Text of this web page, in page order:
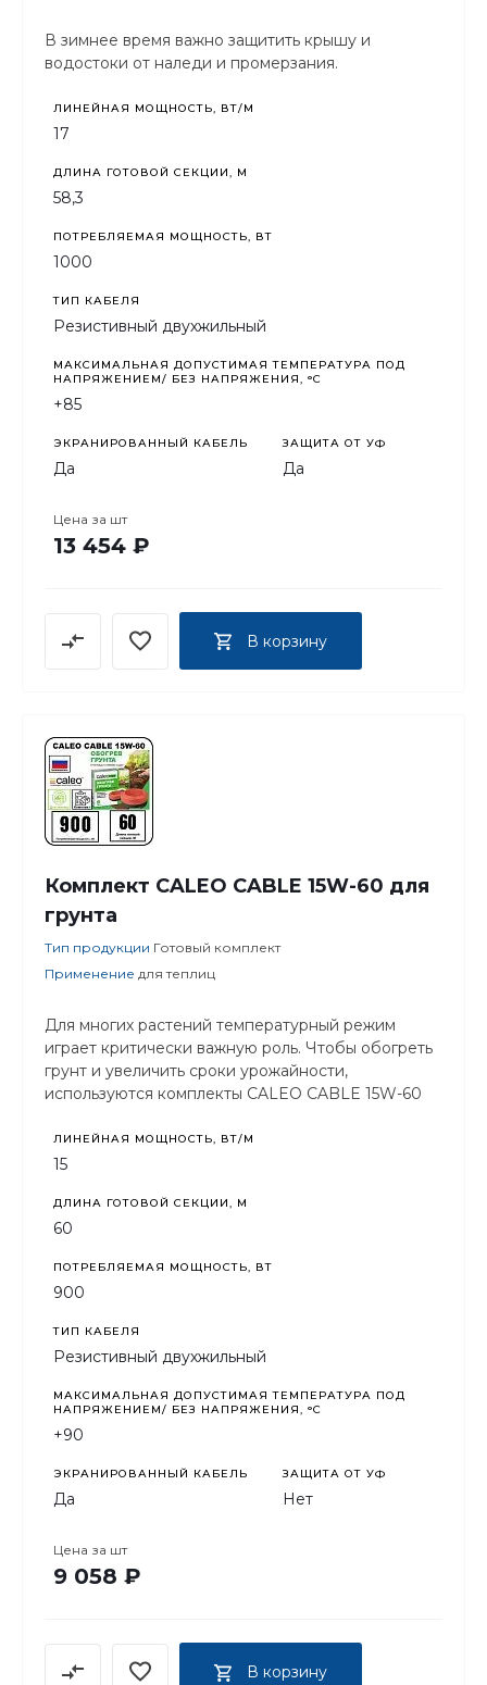
В зимнее время важно защитить крышу и
водостоки от наледи и промерзания.
ЛИНЕЙНАЯ МОЩНОСТЬ, ВТ/М
17
ДЛИНА ГОТОВОЙ СЕКЦИИ, М
58,3
ПОТРЕБЛЯЕМАЯ МОЩНОСТЬ, ВТ
1000
ТИП КАБЕЛЯ
Резистивный двухжильный
МАКСИМАЛЬНАЯ ДОПУСТИМАЯ ТЕМПЕРАТУРА ПОД
НАПРЯЖЕНИЕМ/ БЕЗ НАПРЯЖЕНИЯ, °C
+85
ЭКРАНИРОВАННЫЙ КАБЕЛЬ
Да
ЗАЩИТА ОТ УФ
Да
Цена за шт
13 454 ₽
В корзину
Комплект CALEO CABLE 15W-60 для
грунта
Тип продукции Готовый комплект
Применение для теплиц
Для многих растений температурный режим
играет критически важную роль. Чтобы обогреть
грунт и увеличить сроки урожайности,
используются комплекты CALEO CABLE 15W-60
ЛИНЕЙНАЯ МОЩНОСТЬ, ВТ/М
15
ДЛИНА ГОТОВОЙ СЕКЦИИ, М
60
ПОТРЕБЛЯЕМАЯ МОЩНОСТЬ, ВТ
900
ТИП КАБЕЛЯ
Резистивный двухжильный
МАКСИМАЛЬНАЯ ДОПУСТИМАЯ ТЕМПЕРАТУРА ПОД
НАПРЯЖЕНИЕМ/ БЕЗ НАПРЯЖЕНИЯ, °C
+90
ЭКРАНИРОВАННЫЙ КАБЕЛЬ
Да
ЗАЩИТА ОТ УФ
Нет
Цена за шт
9 058 ₽
В корзину